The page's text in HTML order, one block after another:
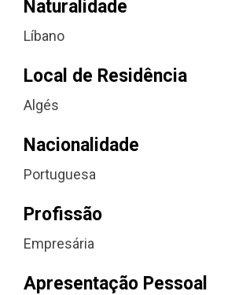
Naturalidade
Líbano
Local de Residência
Algés
Nacionalidade
Portuguesa
Profissão
Empresária
Apresentação Pessoal